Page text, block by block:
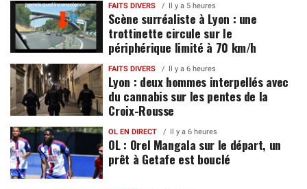
FAITS DIVERS Il y a 5 heures
Scène surréaliste à Lyon : une
trottinette circule sur le
périphérique limité à 70 km/h
FAITS DIVERS Il y a 6 heures
Lyon : deux hommes interpellés avec
du cannabis sur les pentes de la
Croix-Rousse
OL EN DIRECT Il y a 6 heures
OL : Orel Mangala sur le départ, un
prêt à Getafe est bouclé